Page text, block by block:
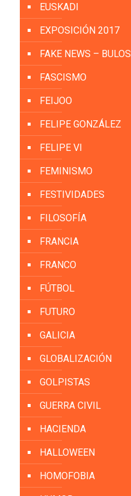
EUSKADI
EXPOSICIÓN 2017
FAKE NEWS – BULOS
FASCISMO
FEIJOO
FELIPE GONZÁLEZ
FELIPE VI
FEMINISMO
FESTIVIDADES
FILOSOFÍA
FRANCIA
FRANCO
FÚTBOL
FUTURO
GALICIA
GLOBALIZACIÓN
GOLPISTAS
GUERRA CIVIL
HACIENDA
HALLOWEEN
HOMOFOBIA